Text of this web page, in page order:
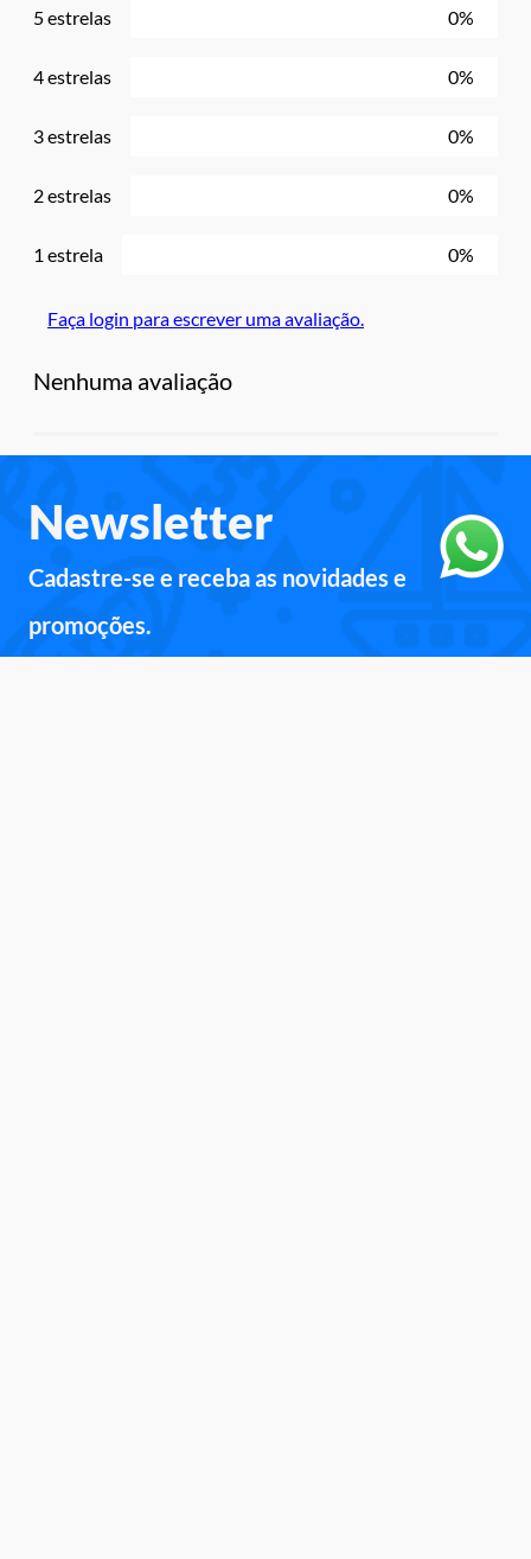
5 estrelas 0%
4 estrelas 0%
3 estrelas 0%
2 estrelas 0%
1 estrela 0%
Faça login para escrever uma avaliação.
Nenhuma avaliação
Newsletter
Cadastre-se e receba as novidades e
promoções.